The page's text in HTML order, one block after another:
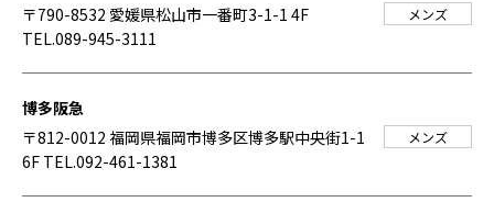
〒790-8532 愛媛県松山市一番町3-1-1 4F
TEL.089-945-3111
メンズ
博多阪急
〒812-0012 福岡県福岡市博多区博多駅中央街1-1
6F TEL.092-461-1381
メンズ